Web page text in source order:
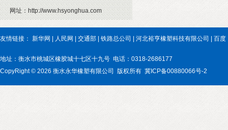
网址： http://www.hsyonghua.com
友情链接： 新华网 人民网 交通部 铁路总公司 河北裕亨橡塑科技有限公司 百度
地址：衡水市桃城区橡胶城十七区十九号 电话：0318-2686177
CopyRight © 2026 衡水永华橡塑有限公司 版权所有 冀ICP备00880066号-2